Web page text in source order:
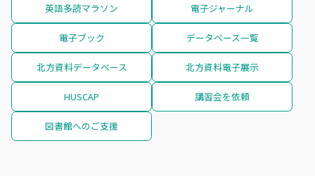
英語多読マラソン 電子ジャーナル
電子ブック データベース一覧
北方資料データベース 北方資料電子展示
HUSCAP 講習会を依頼
図書館へのご支援